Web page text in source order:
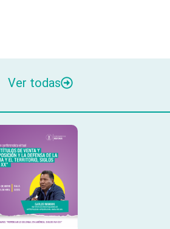
Ver todas